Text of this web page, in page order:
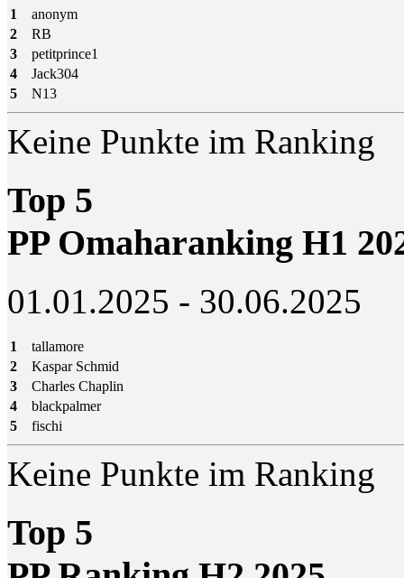
1
anonym
2
RB
3
petitprince1
4
Jack304
5
N13
Keine Punkte im Ranking
Top 5
PP Omaharanking H1
01.01.2025 - 30.06.2025
1
tallamore
2
Kaspar Schmid
3
Charles Chaplin
4
blackpalmer
5
fischi
Keine Punkte im Ranking
Top 5